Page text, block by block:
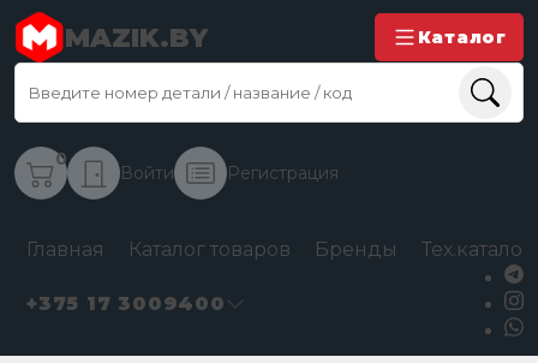
MAZIK.BY Каталог
0
Войти Регистрация
Главная Каталог товаров Бренды
+375 17 3009400